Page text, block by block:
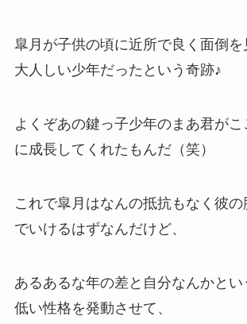
皐月が子供の頃に近所で良く面倒
大人しい少年だったという奇跡♪
よくぞあの鍵っ子少年のまあ君がこ
に成長してくれたもんだ（笑）
これで皐月はなんの抵抗もなく彼
でいけるはずなんだけど、
あるあるな年の差と自分なんかと
低い性格を発動させて、